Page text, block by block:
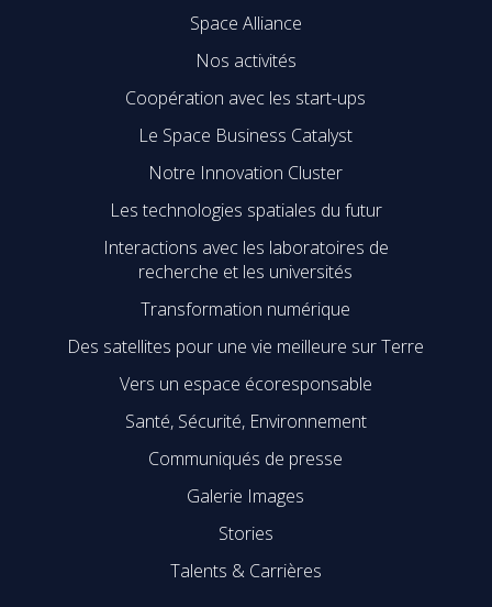
Space Alliance
Nos activités
Coopération avec les start-ups
Le Space Business Catalyst
Notre Innovation Cluster
Les technologies spatiales du futur
Interactions avec les laboratoires de
recherche et les universités
Transformation numérique
Des satellites pour une vie meilleure sur Terre
Vers un espace écoresponsable
Santé, Sécurité, Environnement
Communiqués de presse
Galerie Images
Stories
Talents & Carrières